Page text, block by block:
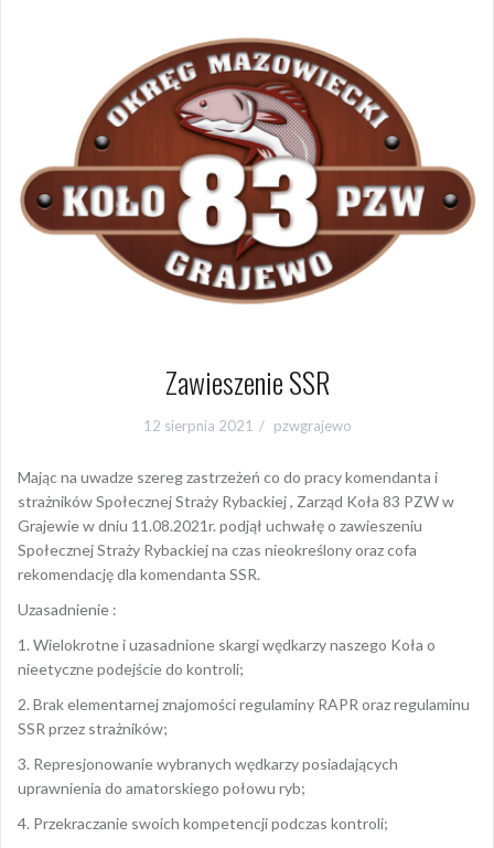
Zawieszenie SSR
12 sierpnia 2021 pzwgrajewo
Mając na uwadze szereg zastrzeżeń co do pracy komendanta i
strażników Społecznej Straży Rybackiej , Zarząd Koła 83 PZW w
Grajewie w dniu 11.08.2021r. podjął uchwałę o zawieszeniu
Społecznej Straży Rybackiej na czas nieokreślony oraz cofa
rekomendację dla komendanta SSR.
Uzasadnienie :
1. Wielokrotne i uzasadnione skargi wędkarzy naszego Koła o
nieetyczne podejście do kontroli;
2. Brak elementarnej znajomości regulaminy RAPR oraz regulaminu
SSR przez strażników;
3. Represjonowanie wybranych wędkarzy posiadających
uprawnienia do amatorskiego połowu ryb;
4. Przekraczanie swoich kompetencji podczas kontroli;